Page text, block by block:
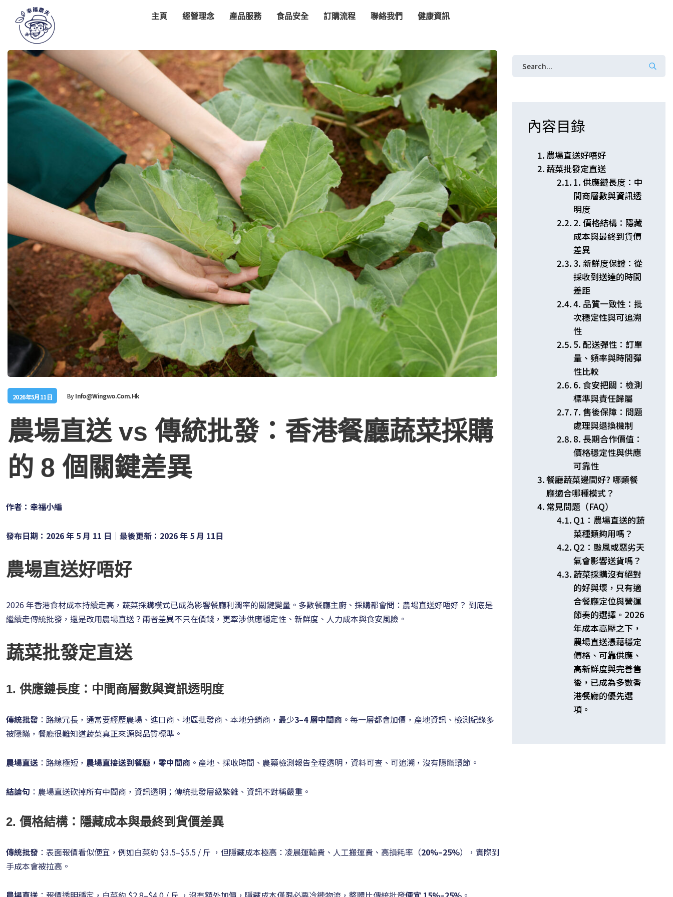
主頁 經營理念 產品服務 食品安全 訂購流程 聯絡我們 健康資訊
2026年5月11日 ByInfo@wingwo.com.hk
農場直送 vs 傳統批發：香港餐廳蔬菜採購
的 8 個關鍵差異
作者： 幸福小編
發布日期：2026 年 5 月 11 日｜最後更新：2026 年 5 月 11日
農場直送好唔好
2026 年香港食材成本持續走高，蔬菜採購模式已成為影響餐廳利潤率的關鍵變量。多數餐廳主廚、採購都會問：農場直送好唔好？ 到底是
繼續走傳統批發，還是改用農場直送？兩者差異不只在價錢，更牽涉供應穩定性、新鮮度、人力成本與食安風險。
蔬菜批發定直送
1. 供應鏈長度：中間商層數與資訊透明度
傳統批發 ：路線冗長，通常要經歷農場、進口商、地區批發商、本地分銷商，最少3–4 層中間商 。每一層都會加價，產地資訊、檢測紀錄多
被隱瞞，餐廳很難知道蔬菜真正來源與品質標準。
農場直送 ：路線極短， 農場直接送到餐廳，零中間商 。產地、採收時間、農藥檢測報告全程透明，資料可查、可追溯，沒有隱瞞環節。
結論句 ：農場直送砍掉所有中間商，資訊透明；傳統批發層級繁雜、資訊不對稱嚴重。
2. 價格結構：隱藏成本與最終到貨價差異
傳統批發 ：表面報價看似便宜，例如白菜約 $3.5–$5.5 / 斤 ，但隱藏成本極高：凌晨運輸費、人工搬運費、高損耗率（20%–25%），實際到
手成本會被拉高。
內容目錄
農場直送好唔好
蔬菜批發定直送
1. 供應鏈長度：中
間商層數與資訊透
明度
2. 價格結構：隱藏
成本與最終到貨價
差異
3. 新鮮度保證：從
採收到送達的時間
差距
4. 品質一致性：批
次穩定性與可追溯
性
5. 配送彈性：訂單
量、頻率與時間彈
性比較
6. 食安把關：檢測
標準與責任歸屬
7. 售後保障：問題
處理與退換機制
8. 長期合作價值：
價格穩定性與供應
可靠性
餐廳蔬菜邊間好? 哪類餐
廳適合哪種模式？
常見問題（FAQ）
Q1：農場直送的蔬
菜種類夠用嗎？
Q2：颱風或惡劣天
氣會影響送貨嗎？
蔬菜採購沒有絕對
的好與壞，只有適
合餐廳定位與營運
節奏的選擇。2026
年成本高壓之下，
農場直送憑藉穩定
價格、可靠供應、
高新鮮度與完善售
後，已成為多數香
港餐廳的優先選
項。